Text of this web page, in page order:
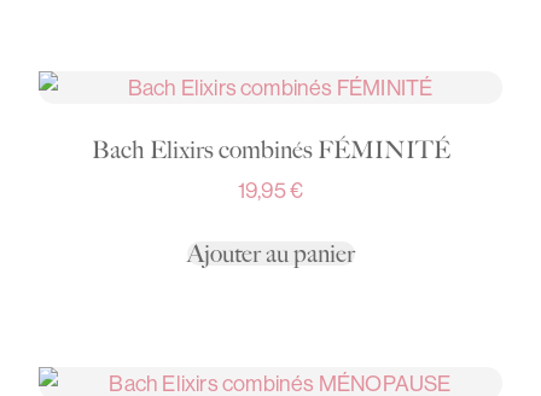
Bach Elixirs combinés FÉMINITÉ
19,95€
Ajouter au panier